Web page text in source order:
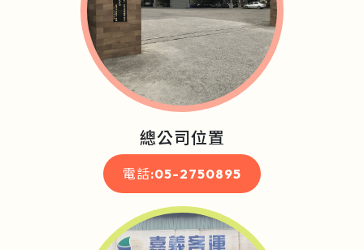
總公司位置
電話:05-2750895